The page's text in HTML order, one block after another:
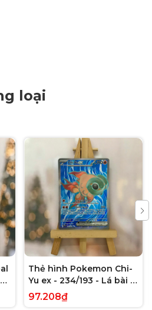
loại
Thẻ hình Pokemon Chi-
Yu ex - 234/193 - Lá bài lẻ
Paldea Evolved Full Art
Secret Rare tiếng Anh
97.208₫